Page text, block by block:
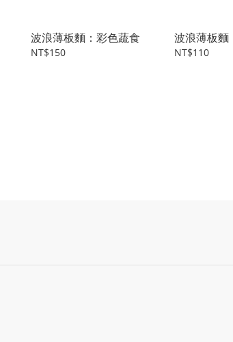
波浪薄板麵：彩色蔬食
NT$150
波浪薄板麵
NT$110